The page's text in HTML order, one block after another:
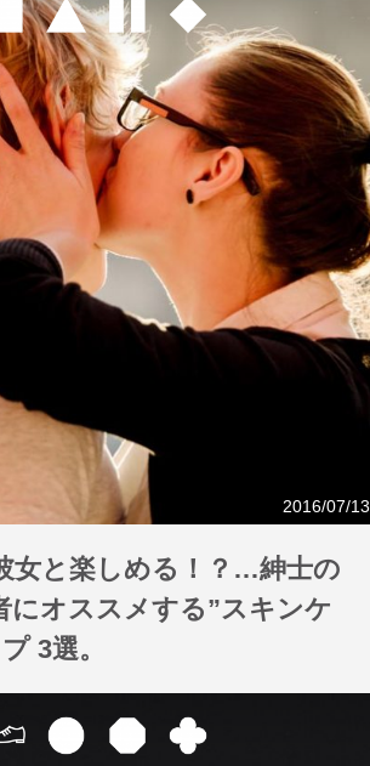
2016/07/13
女と楽しめる！？…紳士の
にオススメする”スキンケ
3選。